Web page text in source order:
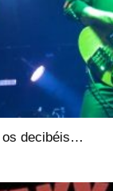
os decibéis…